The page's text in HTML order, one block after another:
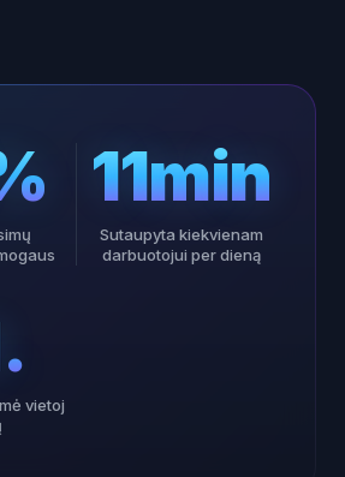
11min
Sutaupyta kiekvienam
darbuotojui per dieną
vietoj